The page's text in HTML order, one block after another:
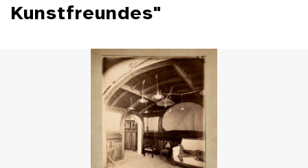
Kunstfreundes"